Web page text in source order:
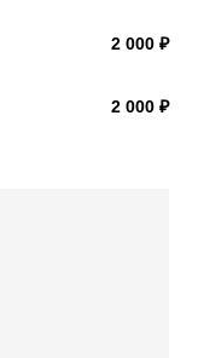
2 000 ₽
2 000 ₽